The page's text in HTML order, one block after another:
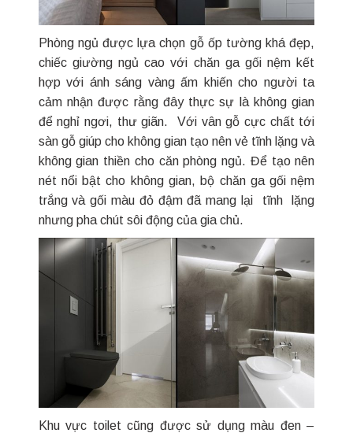
Phòng ngủ được lựa chọn gỗ ốp tường khá đẹp,
chiếc giường ngủ cao với chăn ga gối nệm kết
hợp với ánh sáng vàng ấm khiến cho người ta
cảm nhận được rằng đây thực sự là không gian
để nghỉ ngơi, thư giãn. Với vân gỗ cực chất tới
sàn gỗ giúp cho không gian tạo nên vẻ tĩnh lặng và
không gian thiền cho căn phòng ngủ. Để tạo nên
nét nổi bật cho không gian, bộ chăn ga gối nệm
trắng và gối màu đỏ đậm đã mang lại tĩnh lặng
nhưng pha chút sôi động của gia chủ.
Khu vực toilet cũng được sử dụng màu đen –